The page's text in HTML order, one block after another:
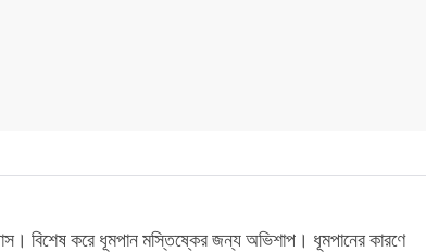
বিশেষ করে ধূমপান মস্তিষ্কের জন্য অভিশাপ। ধূমপানের কারণে